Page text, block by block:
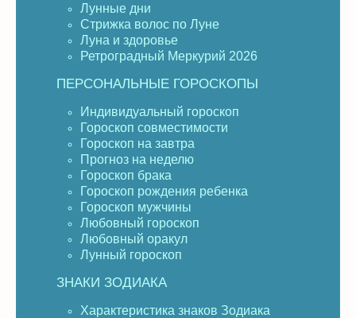
Лунные дни
Стрижка волос по Луне
Луна и здоровье
Ретроградный Меркурий 2026
ПЕРСОНАЛЬНЫЕ ГОРОСКОПЫ
Индивидуальный гороскоп
Гороскоп совместимости
Гороскоп на завтра
Прогноз на неделю
Гороскоп брака
Гороскоп рождения ребенка
Гороскоп мужчины
Любовный гороскоп
Любовный оракул
Лунный гороскоп
ЗНАКИ ЗОДИАКА
Характеристика знаков Зодиака